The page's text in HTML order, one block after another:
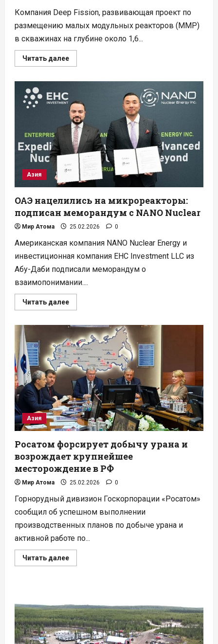
Компания Deep Fission, развивающая проект по
размещению малых модульных реакторов (ММР)
в скважинах на глубине около 1,6...
Читать далееПрочитать
больше
топливом
свои
подземные
реакторы
Азия
ОАЭ нацелились на микрореакторы:
подписан меморандум с NANO Nuclear
Мир Атома 25.02.2026 0
Американская компания NANO Nuclear Energy и
инвестиционная компания EHC Investment LLC из
Абу-Даби подписали меморандум о
взаимопонимании....
Читать далееПрочитать
больше
нацелились
на
микрореакторы:
подписан
меморандум
с
NANO
Nuclear
Азия
Росатом форсирует добычу урана и
возрождает крупнейшее
месторождение в РФ
Мир Атома 25.02.2026 0
Горнорудный дивизион Госкорпорации «Росатом»
сообщил об успешном выполнении
производственных планов по добыче урана и
активной работе по...
Читать далееПрочитать
больше
и
возрождает
крупнейшее
месторождение
в
РФ